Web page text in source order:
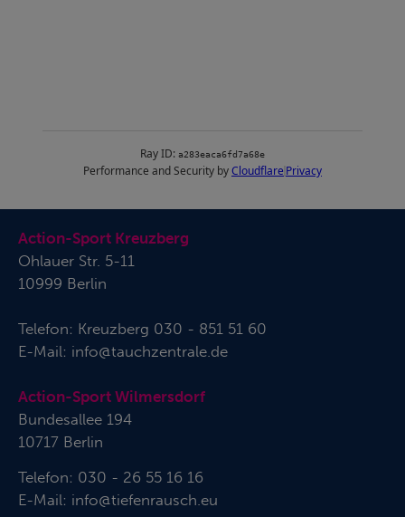
Action-Sport Kreuzberg
Ohlauer Str. 5-11
10999 Berlin
Telefon: Kreuzberg 030 - 851 51 60
E-Mail: info@tauchzentrale.de
Action-Sport Wilmersdorf
Bundesallee 194
10717 Berlin
Telefon: 030 - 26 55 16 16
E-Mail: info@tiefenrausch.eu